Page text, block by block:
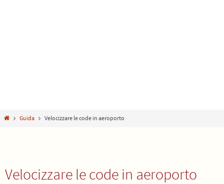
HomeGuida Velocizzare le code in aeroporto
Velocizzare le code in aeroporto